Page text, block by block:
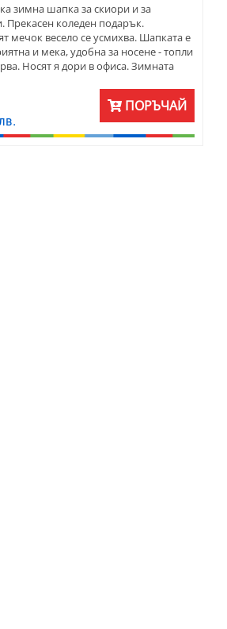
зимна шапка за скиори и за
Прекасен коледен подарък.
мечок весело се усмихва. Шапката е
и мека, удобна за носене - топли
Носят я дори в офиса. Зимната
Предлага се във вариант за
жени и мъже.
ПОРЪЧАЙ